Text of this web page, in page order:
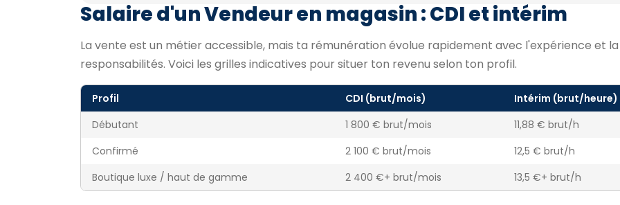
Salaire d'un Vendeur en magasin : CDI et intérim
La vente est un métier accessible, mais ta rémunération évolue rapidement avec l'expérience et
responsabilités. Voici les grilles indicatives pour situer ton revenu selon ton profil.
Profil CDI (brut/mois)
Intérim (brut/heure)
Débutant
1 800 € brut/mois
11,88 € brut/h
Confirmé
2 100 € brut/mois
12,5 € brut/h
Boutique luxe / haut de gamme
2 400 €+ brut/mois 13,5 €+ brut/h